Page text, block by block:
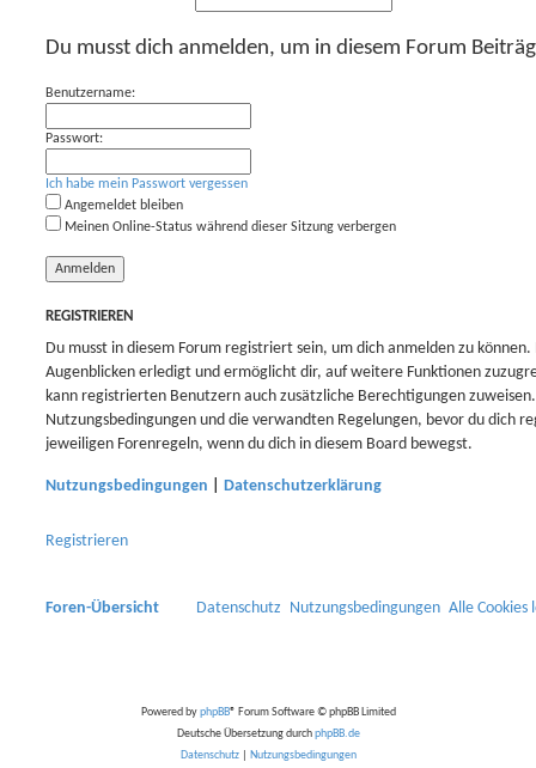
Du musst dich anmelden, um in diesem Forum
Benutzername:
Passwort:
Ich habe mein Passwort vergessen
Angemeldet bleiben
Meinen Online-Status während dieser Sitzung verbergen
REGISTRIEREN
Du musst in diesem Forum registriert sein, um dich anmelden zu
Augenblicken erledigt und ermöglicht dir, auf weitere Funktionen
kann registrierten Benutzern auch zusätzliche Berechtigungen
Nutzungsbedingungen und die verwandten Regelungen, bevor du dich
jeweiligen Forenregeln, wenn du dich in diesem Board bewegst.
Nutzungsbedingungen Datenschutzerklärung
Registrieren
Foren-Übersicht Alle Cookies
Nutzungsbedingungen
Datenschutz
Powered byphpBB® Forum Software © phpBB Limited
Deutsche Übersetzung durchphpBB.de
Datenschutz| Nutzungsbedingungen